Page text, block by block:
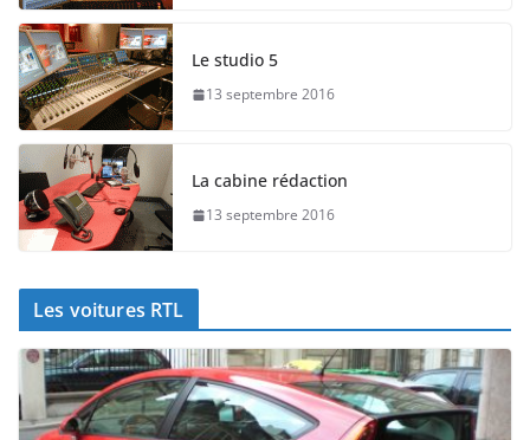
Le studio 5
13 septembre 2016
La cabine rédaction
13 septembre 2016
Les voitures RTL